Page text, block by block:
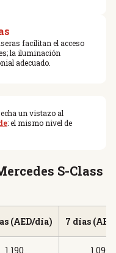
facilitan el acceso
la iluminación
adecuado.
un vistazo al
: el mismo nivel de
S-Class
(AED/día) 7 días
1.190 1.090